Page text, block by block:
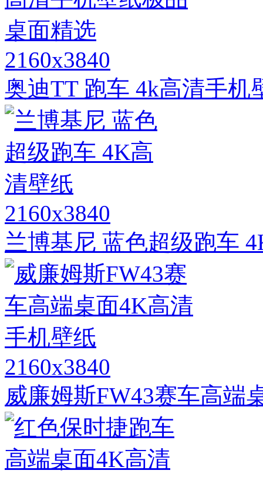
2160x3840
奥迪TT 跑车 4k高清手机
2160x3840
兰博基尼 蓝色超级跑车
2160x3840
威廉姆斯FW43赛车高端